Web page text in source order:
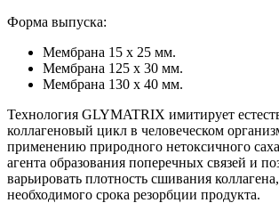
Форма выпуска:
Мембрана 15 х 25 мм.
Мембрана 125 х 30 мм.
Мембрана 130 х 40 мм.
Teхнология GLYMATRIX имитирует
коллагеновый цикл в человеческом
применению природного нетоксичного
агента образования поперечных связей и
варьировать плотность сшивания
необходимого срока резорбции продукта.